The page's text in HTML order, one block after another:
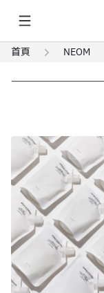
首頁 NEOM